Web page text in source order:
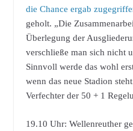
die Chance ergab
geholt. „Die
Überlegung der
verschließe man sich nicht
Sinnvoll werde das wohl
wenn das neue Stadion
Verfechter der 50 + 1
19.10 Uhr: Wellenreuther